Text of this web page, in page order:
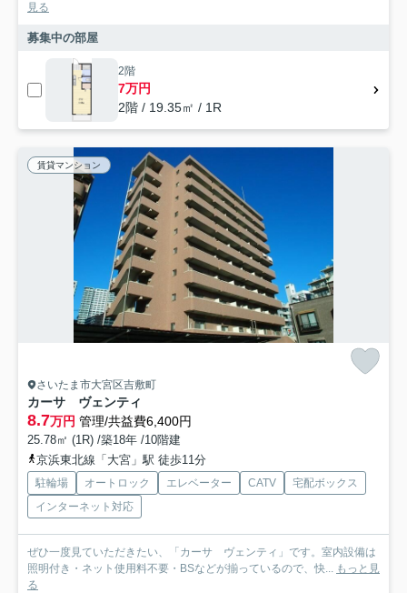
見る
募集中の部屋
2階
7万円
2階 / 19.35㎡ / 1R
賃貸マンション
さいたま市大宮区吉敷町
カーサ ヴェンティ
8.7万円 管理/共益費6,400円
25.78㎡ (1R) /築18年 /10階建
京浜東北線「大宮」駅 徒歩11分
駐輪場 オートロック エレベーター CATV
宅配ボックス
インターネット対応
ぜひ一度見ていただきたい、「カーサ ヴェンティ」です。室内設備は
照明付き・ネット使用料不要・BSなどが揃っているので、快... もっと見
る